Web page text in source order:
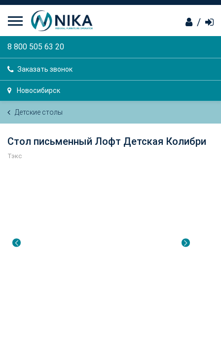
8 800 505 63 20
Заказать звонок
Новосибирск
/
Детские столы
Стол письменный Лофт Детская Колибри
Тэкс